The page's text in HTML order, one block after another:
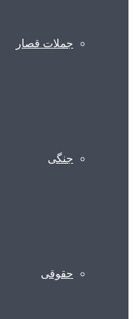
جملات قصار
جنگی
حقوقی